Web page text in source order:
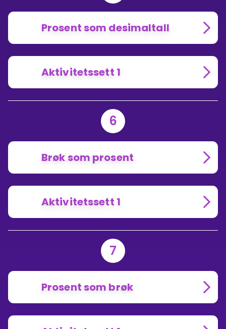
Prosent som desimaltall
Aktivitetssett 1
6
Brøk som prosent
Aktivitetssett 1
7
Prosent som brøk